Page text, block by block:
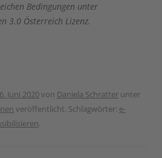
Bedingungen unter
3.0 Österreich Lizenz.
Juni 2020von Daniela Schratter unter
veröffentlicht. Schlagwörter: e-
.